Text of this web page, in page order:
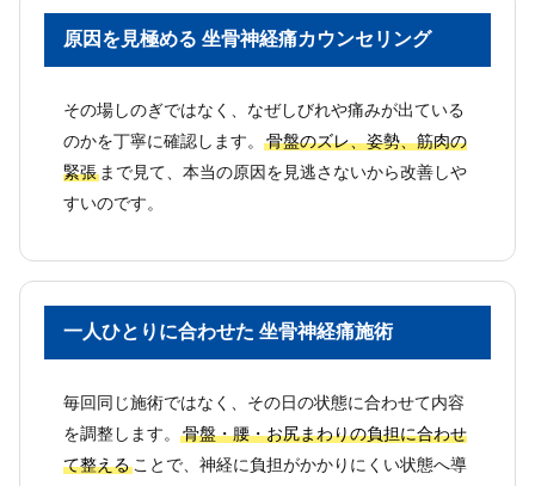
原因を見極める 坐骨神経痛カウンセリング
その場しのぎではなく、なぜしびれや痛みが出ている
のかを丁寧に確認します。
骨盤のズレ、姿勢、筋肉の
緊張 まで見て、本当の原因を見逃さないから改善しや
すいのです。
一人ひとりに合わせた 坐骨神経痛施術
毎回同じ施術ではなく、その日の状態に合わせて内容
を調整します。
骨盤・腰・お尻まわりの負担に合わせ
て整える ことで、神経に負担がかかりにくい状態へ導